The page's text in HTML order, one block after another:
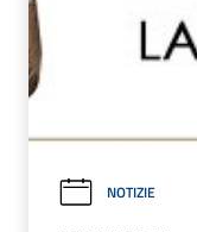
NOTIZIE